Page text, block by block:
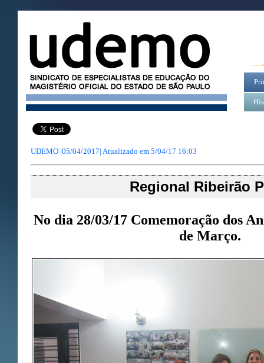
UDEMO |05/04/2017| Atualizado em 5/04/17 16:03
Regional Ribeirão
No dia 28/03/17 Comemoração dos
de Março.